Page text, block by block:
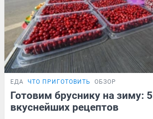
ЕДА ЧТО ПРИГОТОВИТЬ ОБЗОР
Готовим бруснику на зиму: 5
вкуснейших рецептов